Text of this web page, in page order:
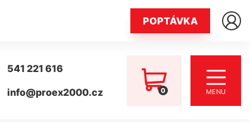
POPTÁVKA
541 221 616
info@proex2000.cz
0 MENU